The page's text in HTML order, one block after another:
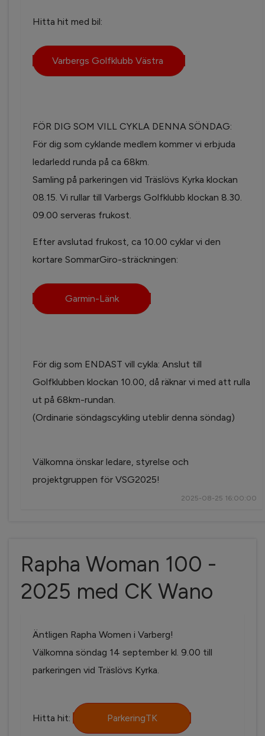
2025-08-25 16:00:00
Hitta hit med bil:
Varbergs Golfklubb Västra
FÖR DIG SOM VILL CYKLA DENNA SÖNDAG:
För dig som cyklande medlem kommer vi erbjuda
ledarledd runda på ca 68km.
Samling på parkeringen vid Träslövs Kyrka klockan
08.15. Vi rullar till Varbergs Golfklubb klockan 8.30.
09.00 serveras frukost.
Efter avslutad frukost, ca 10.00 cyklar vi den
kortare SommarGiro-sträckningen:
Garmin-Länk
För dig som ENDAST vill cykla: Anslut till
Golfklubben klockan 10.00, då räknar vi med att rulla
ut på 68km-rundan.
(Ordinarie söndagscykling uteblir denna söndag)
Välkomna önskar ledare, styrelse och
projektgruppen för VSG2025!
Rapha Woman 100 -
2025 med CK Wano
Äntligen Rapha Women i Varberg!
Välkomna söndag 14 september kl. 9.00 till
parkeringen vid Träslövs Kyrka.
Hitta hit: ParkeringTK